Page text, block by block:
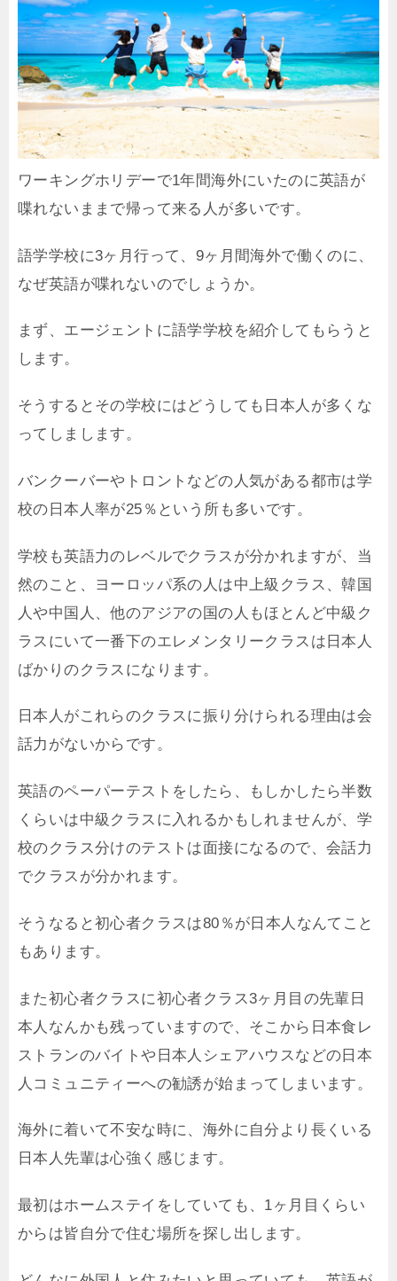
ワーキングホリデーで1年間海外にいたのに英語が
喋れないままで帰って来る人が多いです。
語学学校に3ヶ月行って、9ヶ月間海外で働くのに、
なぜ英語が喋れないのでしょうか。
まず、エージェントに語学学校を紹介してもらうと
します。
そうするとその学校にはどうしても日本人が多くな
ってしまします。
バンクーバーやトロントなどの人気がある都市は学
校の日本人率が25％という所も多いです。
学校も英語力のレベルでクラスが分かれますが、当
然のこと、ヨーロッパ系の人は中上級クラス、韓国
人や中国人、他のアジアの国の人もほとんど中級ク
ラスにいて一番下のエレメンタリークラスは日本人
ばかりのクラスになります。
日本人がこれらのクラスに振り分けられる理由は会
話力がないからです。
英語のペーパーテストをしたら、もしかしたら半数
くらいは中級クラスに入れるかもしれませんが、学
校のクラス分けのテストは面接になるので、会話力
でクラスが分かれます。
そうなると初心者クラスは80％が日本人なんてこと
もあります。
また初心者クラスに初心者クラス3ヶ月目の先輩日
本人なんかも残っていますので、そこから日本食レ
ストランのバイトや日本人シェアハウスなどの日本
人コミュニティーへの勧誘が始まってしまいます。
海外に着いて不安な時に、海外に自分より長くいる
日本人先輩は心強く感じます。
最初はホームステイをしていても、1ヶ月目くらい
からは皆自分で住む場所を探し出します。